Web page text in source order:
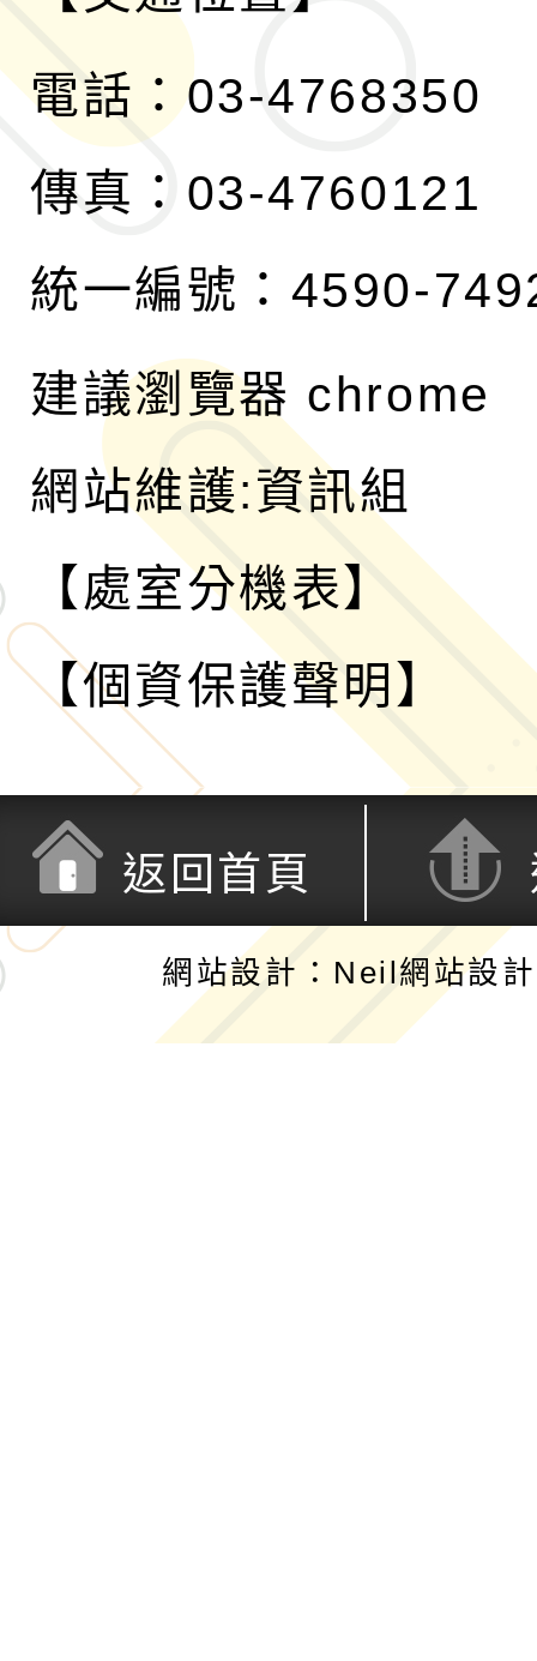
電話：03-4768350
傳真：03-4760121
統一編號：4590-
建議瀏覽器 chrome
網站維護:資訊組
【處室分機表】
【個資保護聲明】
返回首頁
網站設計：Neil網站設